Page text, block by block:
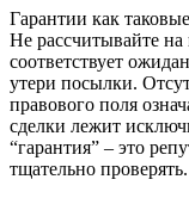
Гарантии как
Не рассчитывайте на
соответствует
утери посылки.
правового поля
сделки лежит
“гарантия” – это
тщательно проверять.